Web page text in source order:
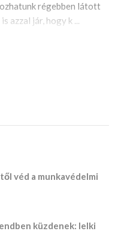
régebben látott
azzal jár, hogy k ...
véd a munkavédelmi
küzdenek: lelki